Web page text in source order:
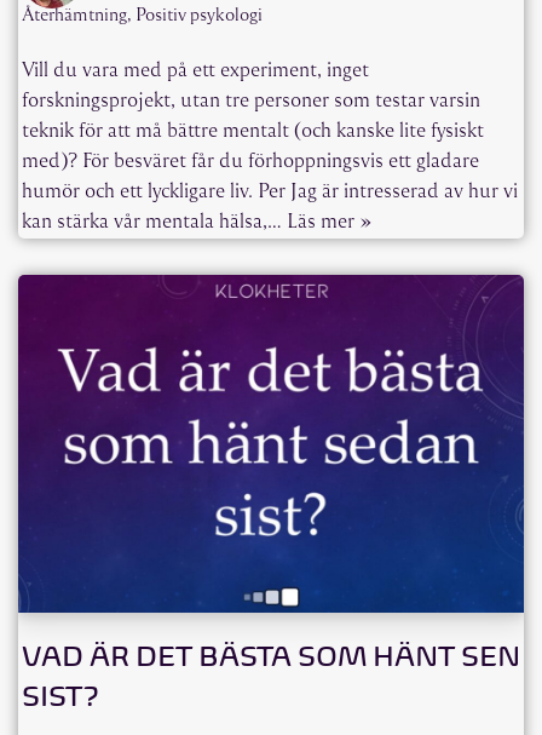
Återhämtning, Positiv psykologi
Vill du vara med på ett experiment, inget
forskningsprojekt, utan tre personer som testar varsin
teknik för att må bättre mentalt (och kanske lite fysiskt
med)? För besväret får du förhoppningsvis ett gladare
humör och ett lyckligare liv. Per Jag är intresserad av hur vi
kan stärka vår mentala hälsa,… Läs mer »
VAD ÄR DET BÄSTA SOM HÄNT SEN
SIST?